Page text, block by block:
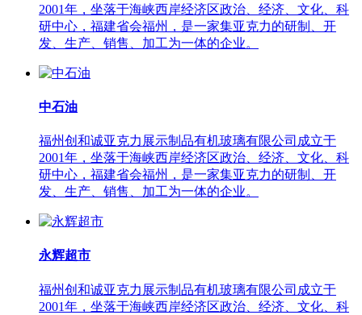
2001年，坐落于海峡西岸经济区政治、经济、文化、科
研中心，福建省会福州，是一家集亚克力的研制、开
发、生产、销售、加工为一体的企业。
中石油
福州创和诚亚克力展示制品有机玻璃有限公司成立于
2001年，坐落于海峡西岸经济区政治、经济、文化、科
研中心，福建省会福州，是一家集亚克力的研制、开
发、生产、销售、加工为一体的企业。
永辉超市
福州创和诚亚克力展示制品有机玻璃有限公司成立于
2001年，坐落于海峡西岸经济区政治、经济、文化、科